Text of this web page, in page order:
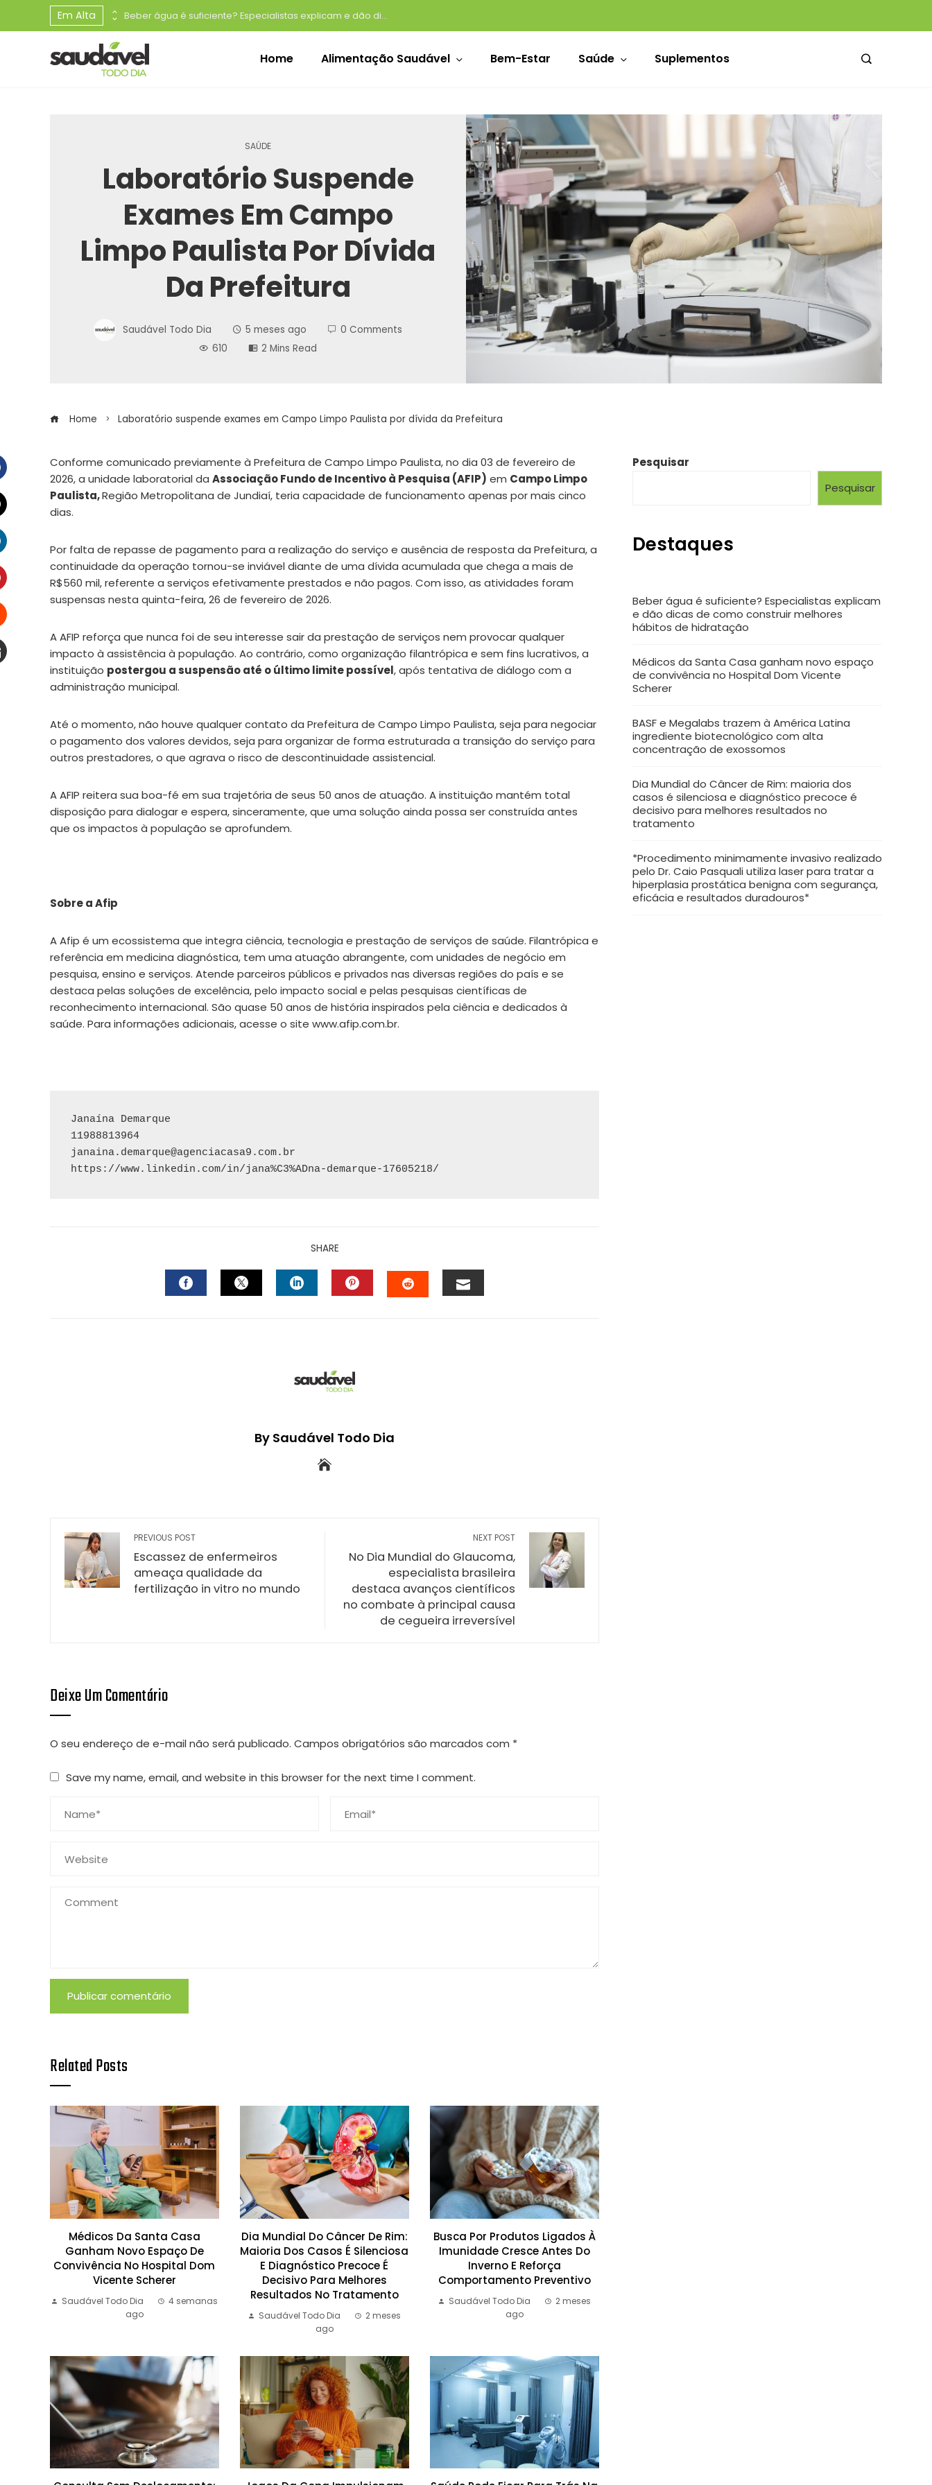
Em Alta *Procedimento minimamente invasivo realizado pelo Dr. Caio Pasquali utiliza laser para tratar a hiperplasia prostática benigna com segurança, eficácia e resultados duradouros* Beber água é suficiente? Especialistas explicam e dão dicas de como construir melhores hábitos de hidratação
Home Alimentação Saudável Bem-Estar Saúde Suplementos
SAÚDE
Laboratório Suspende
Exames Em Campo
Limpo Paulista Por Dívida
Da Prefeitura
Saudável Todo Dia 5 meses ago
0 Comments
610
2 Mins Read
Home Laboratório suspende exames em Campo Limpo Paulista por dívida da Prefeitura
Conforme comunicado previamente à Prefeitura de Campo Limpo Paulista, no dia 03 de fevereiro de
2026, a unidade laboratorial da Associação Fundo de Incentivo à Pesquisa (AFIP) em Campo Limpo
Paulista,Região Metropolitana de Jundiaí, teria capacidade de funcionamento apenas por mais cinco
dias.
Por falta de repasse de pagamento para a realização do serviço e ausência de resposta da Prefeitura, a
continuidade da operação tornou-se inviável diante de uma dívida acumulada que chega a mais de
R$560 mil, referente a serviços efetivamente prestados e não pagos. Com isso, as atividades foram
suspensas nesta quinta-feira, 26 de fevereiro de 2026.
A AFIP reforça que nunca foi de seu interesse sair da prestação de serviços nem provocar qualquer
impacto à assistência à população. Ao contrário, como organização filantrópica e sem fins lucrativos, a
instituição postergou a suspensão até o último limite possível, após tentativa de diálogo com a
administração municipal.
Até o momento, não houve qualquer contato da Prefeitura de Campo Limpo Paulista, seja para negociar
o pagamento dos valores devidos, seja para organizar de forma estruturada a transição do serviço para
outros prestadores, o que agrava o risco de descontinuidade assistencial.
A AFIP reitera sua boa-fé em sua trajetória de seus 50 anos de atuação. A instituição mantém total
disposição para dialogar e espera, sinceramente, que uma solução ainda possa ser construída antes
que os impactos à população se aprofundem.
Sobre a Afip
A Afip é um ecossistema que integra ciência, tecnologia e prestação de serviços de saúde. Filantrópica e
referência em medicina diagnóstica, tem uma atuação abrangente, com unidades de negócio em
pesquisa, ensino e serviços. Atende parceiros públicos e privados nas diversas regiões do país e se
destaca pelas soluções de excelência, pelo impacto social e pelas pesquisas científicas de
reconhecimento internacional. São quase 50 anos de história inspirados pela ciência e dedicados à
saúde. Para informações adicionais, acesse o site www.afip.com.br.
Janaína Demarque
janaina.demarque@agenciacasa9.com.br
https://www.linkedin.com/in/jana%C3%ADna-demarque-17605218/
SHARE
By Saudável Todo Dia
PREVIOUS POST
Escassez de enfermeiros
ameaça qualidade da
fertilização in vitro no mundo
NEXT POST
No Dia Mundial do Glaucoma,
especialista brasileira
destaca avanços científicos
no combate à principal causa
de cegueira irreversível
Deixe Um Comentário
O seu endereço de e-mail não será publicado. Campos obrigatórios são marcados com *
Save my name, email, and website in this browser for the next time I comment.
Related Posts
Médicos Da Santa Casa
Ganham Novo Espaço De
Convivência No Hospital Dom
Vicente Scherer
Saudável Todo Dia
4 semanas
ago
Dia Mundial Do Câncer De Rim:
Maioria Dos Casos É Silenciosa
E Diagnóstico Precoce É
Decisivo Para Melhores
Resultados No Tratamento
Saudável Todo Dia
2 meses
ago
Busca Por Produtos Ligados À
Imunidade Cresce Antes Do
Inverno E Reforça
Comportamento Preventivo
Saudável Todo Dia
2 meses
ago
Pesquisar
Pesquisar
Destaques
Beber água é suficiente? Especialistas explicam
e dão dicas de como construir melhores
hábitos de hidratação
Médicos da Santa Casa ganham novo espaço
de convivência no Hospital Dom Vicente
Scherer
BASF e Megalabs trazem à América Latina
ingrediente biotecnológico com alta
concentração de exossomos
Dia Mundial do Câncer de Rim: maioria dos
casos é silenciosa e diagnóstico precoce é
decisivo para melhores resultados no
tratamento
*Procedimento minimamente invasivo realizado
pelo Dr. Caio Pasquali utiliza laser para tratar a
hiperplasia prostática benigna com segurança,
eficácia e resultados duradouros*